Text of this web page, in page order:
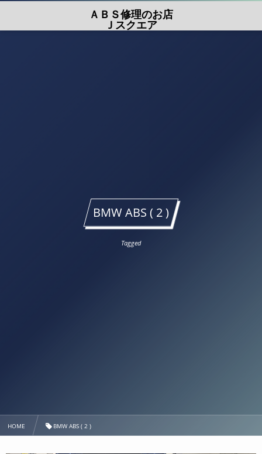
ＡＢＳ修理のお店
Ｊスクエア
BMW ABS ( 2 )
Tagged
HOME BMW ABS ( 2 )